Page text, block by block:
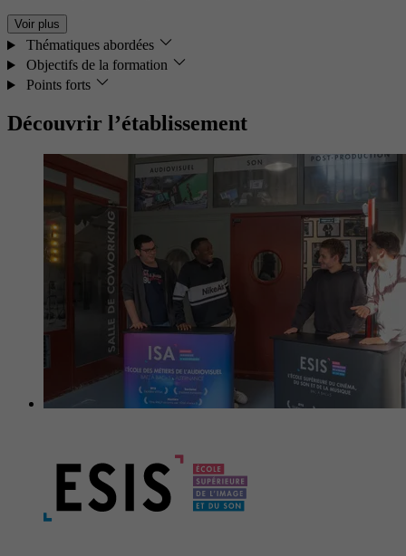
Voir plus
Thématiques abordées
Objectifs de la formation
Points forts
Découvrir l’établissement